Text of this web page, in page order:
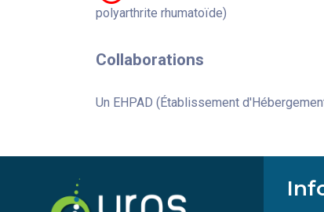
polyarthrite rhumatoïde)
Collaborations
Un EHPAD (Établissement